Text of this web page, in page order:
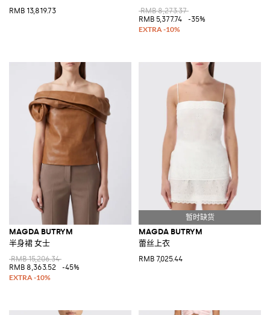
RMB 13,819.73
RMB 8,273.37
RMB 5,377.74
-35%
MAGDA BUTRYM
半身裙 女士
RMB 15,206.34
RMB 8,363.52
-45%
MAGDA BUTRYM
蕾丝上衣
RMB 7,025.44